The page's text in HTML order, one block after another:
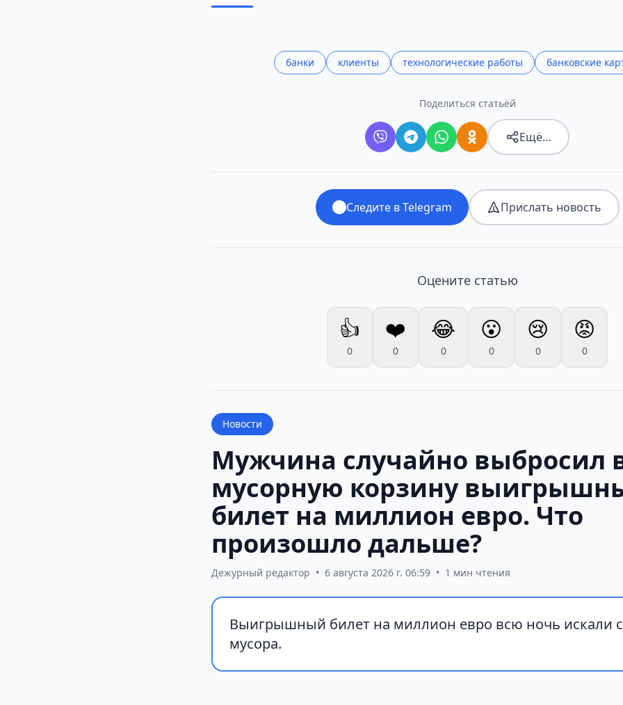
банки клиенты технологические работы банковские
Поделиться статьёй
Ещё…
Следите в Telegram Прислать новость
Оцените статью
👍
0
❤️
0
😂
0
😮
0
😢
0
😡
0
Новости
Мужчина случайно выбросил
мусорную корзину
билет на миллион евро. Что
произошло дальше?
Дежурный редактор • 6 августа 2026 г. 06:59 • 1 мин чтения
Выигрышный билет на миллион евро всю ночь искали
мусора.